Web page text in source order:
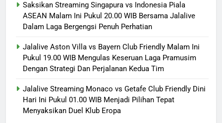
Saksikan Streaming Singapura vs Indonesia Piala
ASEAN Malam Ini Pukul 20.00 WIB Bersama Jalalive
Dalam Laga Bergengsi Penuh Perhatian
Jalalive Aston Villa vs Bayern Club Friendly Malam Ini
Pukul 19.00 WIB Mengulas Keseruan Laga Pramusim
Dengan Strategi Dan Perjalanan Kedua Tim
Jalalive Streaming Monaco vs Getafe Club Friendly Dini
Hari Ini Pukul 01.00 WIB Menjadi Pilihan Tepat
Menyaksikan Duel Klub Eropa